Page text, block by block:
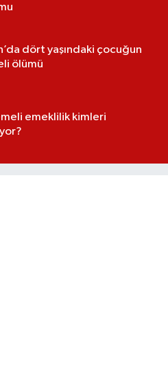
dört yaşındaki çocuğun
ölümü
emeklilik kimleri